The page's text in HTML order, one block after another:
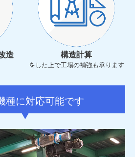
造 構造計算
をした上で工場の補強も承ります
種に対応可能です